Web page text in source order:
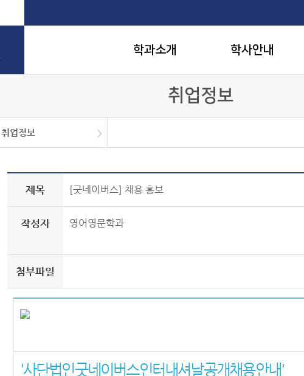
학과소개 학사안내
취업정보
취업정보
공지사항
일반자료실
취업정보
취업현황
제목 [굿네이버스] 채용 홍보
작성자 영어영문학과
첨부파일
'사단법인 굿네이버스 인터내셔날 공개채용 안내'